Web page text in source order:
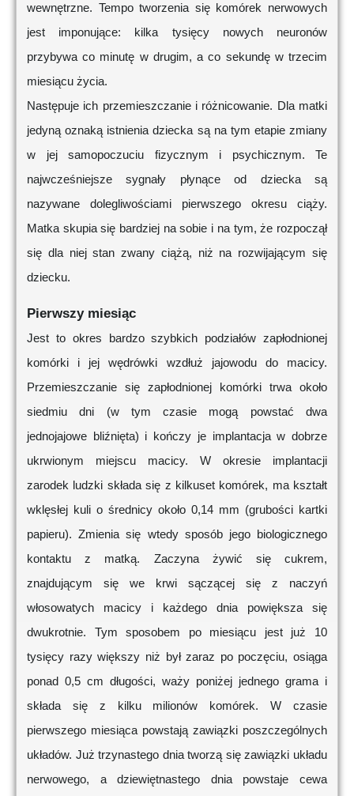
wewnętrzne. Tempo tworzenia się komórek nerwowych
jest imponujące: kilka tysięcy nowych neuronów
przybywa co minutę w drugim, a co sekundę w trzecim
miesiącu życia.
Następuje ich przemieszczanie i różnicowanie. Dla matki
jedyną oznaką istnienia dziecka są na tym etapie zmiany
w jej samopoczuciu fizycznym i psychicznym. Te
najwcześniejsze sygnały płynące od dziecka są
nazywane dolegliwościami pierwszego okresu ciąży.
Matka skupia się bardziej na sobie i na tym, że rozpoczął
się dla niej stan zwany ciążą, niż na rozwijającym się
dziecku.
Pierwszy miesiąc
Jest to okres bardzo szybkich podziałów zapłodnionej
komórki i jej wędrówki wzdłuż jajowodu do macicy.
Przemieszczanie się zapłodnionej komórki trwa około
siedmiu dni (w tym czasie mogą powstać dwa
jednojajowe bliźnięta) i kończy je implantacja w dobrze
ukrwionym miejscu macicy. W okresie implantacji
zarodek ludzki składa się z kilkuset komórek, ma kształt
wklęsłej kuli o średnicy około 0,14 mm (grubości kartki
papieru). Zmienia się wtedy sposób jego biologicznego
kontaktu z matką. Zaczyna żywić się cukrem,
znajdującym się we krwi sączącej się z naczyń
włosowatych macicy i każdego dnia powiększa się
dwukrotnie. Tym sposobem po miesiącu jest już 10
tysięcy razy większy niż był zaraz po poczęciu, osiąga
ponad 0,5 cm długości, waży poniżej jednego grama i
składa się z kilku milionów komórek. W czasie
pierwszego miesiąca powstają zawiązki poszczególnych
układów. Już trzynastego dnia tworzą się zawiązki układu
nerwowego, a dziewiętnastego dnia powstaje cewa